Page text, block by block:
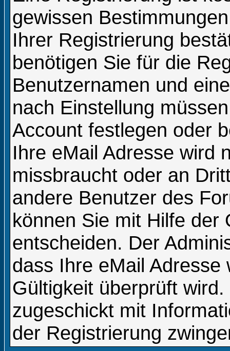
gewissen
Ihrer Registrierung
benötigen Sie für die
Benutzernamen und
nach Einstellung
Account festlegen oder
Ihre eMail Adresse wird
missbraucht oder an
andere Benutzer des
können Sie mit Hilfe der
entscheiden. Der
dass Ihre eMail
Gültigkeit überprüft
zugeschickt mit
der Registrierung